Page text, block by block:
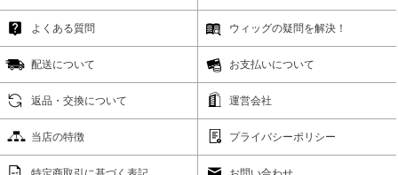
よくある質問 ウィッグの疑問を解決！
配送について お支払いについて
返品・交換について 運営会社
当店の特徴 プライバシーポリシー